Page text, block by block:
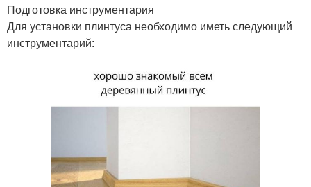
Подготовка инструментария
Для установки плинтуса необходимо иметь следующий
инструментарий: